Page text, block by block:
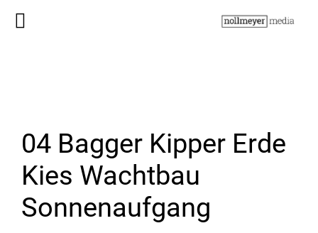
04 Bagger Kipper Erde
Kies Wachtbau
Sonnenaufgang